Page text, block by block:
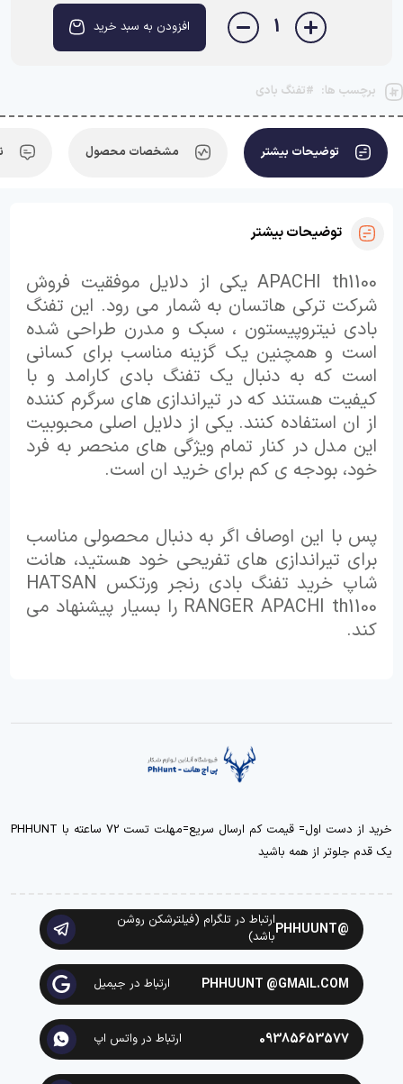
1 افزودن به سبد خرید
برچسب ها: #تفنگ بادی
توضیحات بیشتر مشخصات محصول
توضیحات بیشتر
APACHI th1100 یکی از دلایل موفقیت فروش
شرکت ترکی هاتسان به شمار می رود. این تفنگ
بادی نیتروپیستون ، سبک و مدرن طراحی شده
است و همچنین یک گزینه مناسب برای کسانی
است که به دنبال یک تفنگ بادی کارامد و با
کیفیت هستند که در تیراندازی های سرگرم کننده
از ان استفاده کنند. یکی از دلایل اصلی محبوبیت
این مدل در کنار تمام ویژگی های منحصر به فرد
خود، بودجه ی کم برای خرید ان است.
پس با این اوصاف اگر به دنبال محصولی مناسب
برای تیراندازی های تفریحی خود هستید، هانت
شاپ خرید تفنگ بادی رنجر ورتکس HATSAN
RANGER APACHI th1100 را بسیار پیشنهاد می
کند.
خرید از دست اول= قیمت کم ارسال سریع=مهلت تست 72 ساعته با PHHUNT
یک قدم جلوتر از همه باشید
@PHHUUNT
ارتباط در تلگرام (فیلترشکن روشن
باشد)
PHHUUNT @GMAIL.COM ارتباط در جیمیل
09385653577 ارتباط در واتس اپ